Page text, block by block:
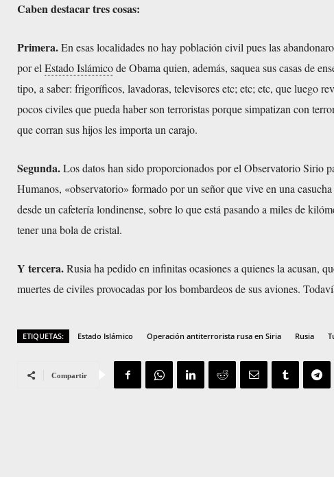
Caben destacar tres cosas:
Primera.En esas localidades no hay población civil pues las
por elEstado Islámicode Obama quien, además, saquea sus casas de
tipo, a saber: frigoríficos, lavadoras, televisores etc; etc; etc, que luego
pocos civiles que pueda haber son terroristas porque simpatizan con
que corran sus hijos les importa un carajo.
Segunda.Los datos han sido proporcionados por el Observatorio Sirio
Humanos, «observatorio» formado por un señor que vive en una
desde un cafetería londinense, sobre lo que está pasando a miles de
tener una bola de cristal.
Y tercera.Rusia ha pedido en infinitas ocasiones a quienes la acusan,
muertes de civiles provocadas por los bombardeos de sus aviones.
ETIQUETAS: Estado Islámico Operación antiterrorista rusa en Siria Rusia
Compartir